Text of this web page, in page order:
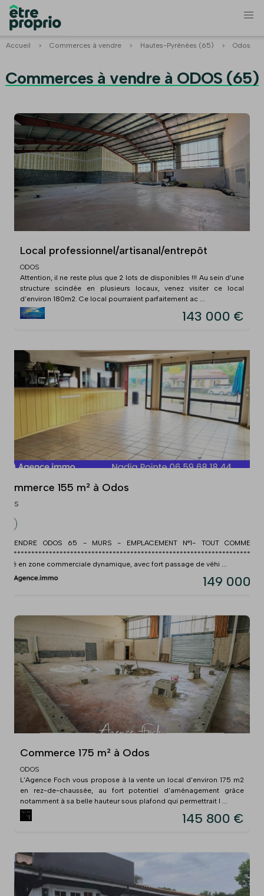
Accueil > Commerces à vendre > Hautes-Pyrénées (65) > Odos
Commerces à vendre à ODOS (65)
Local professionnel/artisanal/entrepôt
ODOS
Attention, il ne reste plus que 2 lots de disponibles !!! Au sein d'une
structure scindée en plusieurs locaux, venez visiter ce local
d'environ 180m2. Ce local pourraient parfaitement ac ...
143 000 €
Commerce 155 m² à Odos
ODOS
À VENDRE ODOS 65 - MURS - EMPLACEMENT N°1- TOUT COMMERCE
***************************************************************************
Situé en zone commerciale dynamique, avec fort passage de véhi ...
149 000 €
Commerce 175 m² à Odos
ODOS
L'Agence Foch vous propose à la vente un local d'environ 175 m2
en rez-de-chaussée, au fort potentiel d'aménagement grâce
notamment à sa belle hauteur sous plafond qui permettrait l ...
145 800 €